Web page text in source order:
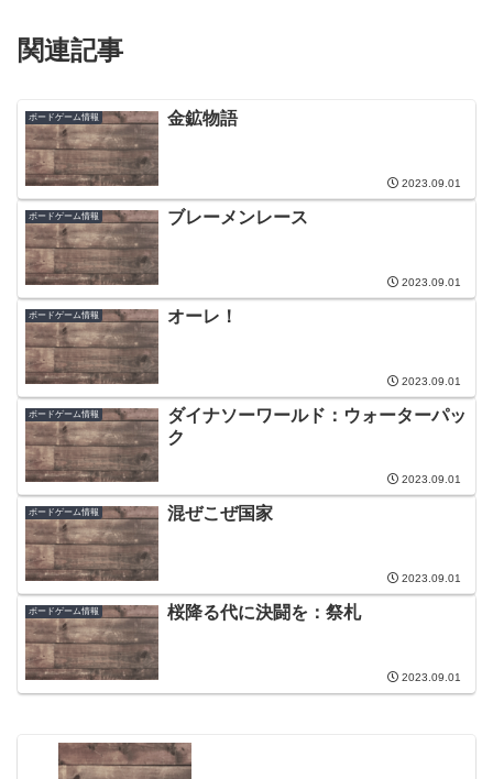
関連記事
ボードゲーム情報 金鉱物語
2023.09.01
ボードゲーム情報 ブレーメンレース
2023.09.01
ボードゲーム情報 オーレ！
2023.09.01
ボードゲーム情報
ダイナソーワールド：ウォーターパッ
ク
2023.09.01
ボードゲーム情報 混ぜこぜ国家
2023.09.01
ボードゲーム情報 桜降る代に決闘を：祭札
2023.09.01